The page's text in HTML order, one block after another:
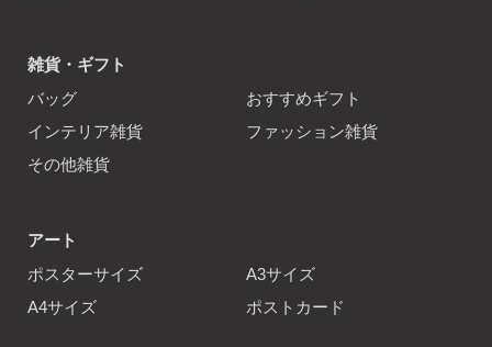
雑貨・ギフト
バッグ
おすすめギフト
インテリア雑貨
ファッション雑貨
その他雑貨
アート
ポスターサイズ
A3サイズ
A4サイズ
ポストカード